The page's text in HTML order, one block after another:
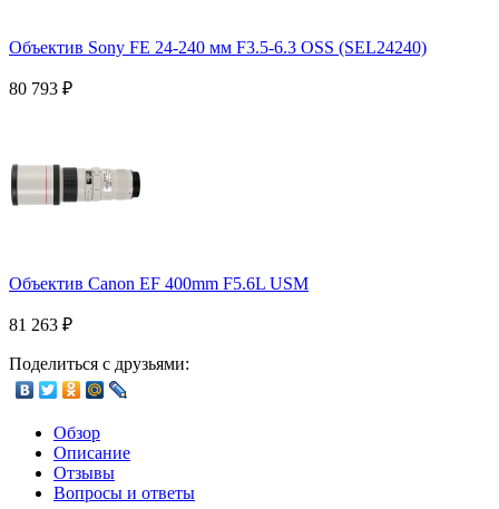
Объектив Sony FE 24-240 мм F3.5-6.3 OSS (SEL24240)
80 793 ₽
Объектив Canon EF 400mm F5.6L USM
81 263 ₽
Поделиться с друзьями:
Обзор
Описание
Отзывы
Вопросы и ответы